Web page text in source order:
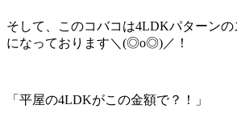
そして、このコバコは4LDKパターンの
になっております＼(◎o◎)／！
「平屋の4LDKがこの金額で？！」